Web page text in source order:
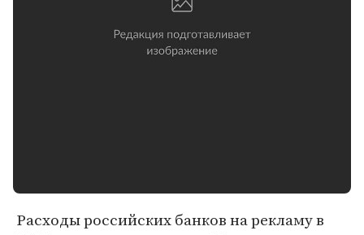
Расходы российских банков на рекламу в